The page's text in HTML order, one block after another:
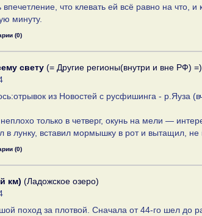
впечетление, что клевать ей всё равно на что,
минуту.
(0)
свету (= Другие регионы(внутри и вне РФ) =)
из Новостей с русфишинга - р.Яуза
только в четверг, окунь на мели —
в лунку, вставил мормышку в рот и вытащил, не
(0)
км) (Ладожское озеро)
поход за плотвой. Сначала от 44-го шел до